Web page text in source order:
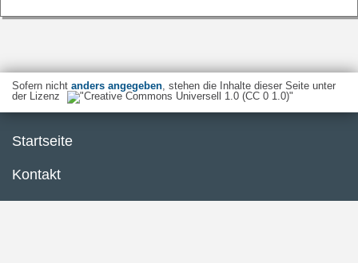
Sofern nicht anders angegeben, stehen die Inhalte dieser Seite unter
der Lizenz
Startseite
Kontakt